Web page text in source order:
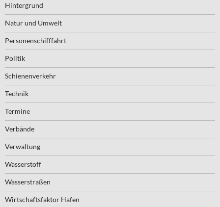
Hintergrund
Natur und Umwelt
Personenschifffahrt
Politik
Schienenverkehr
Technik
Termine
Verbände
Verwaltung
Wasserstoff
Wasserstraßen
Wirtschaftsfaktor Hafen